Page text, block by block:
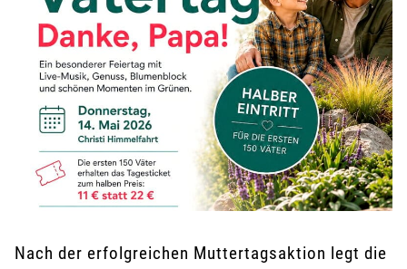
Nach der erfolgreichen Muttertagsaktion legt die